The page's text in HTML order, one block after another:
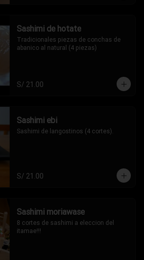
Sashimi de hotate
Tradicionales piezas de conchas de
abanico al natural (4 piezas)
S/ 21.00
Sashimi ebi
Sashimi de langostinos (4 cortes).
S/ 21.00
Sashimi moriawase
8 cortes de sashimi a eleccion del
itamae!!!